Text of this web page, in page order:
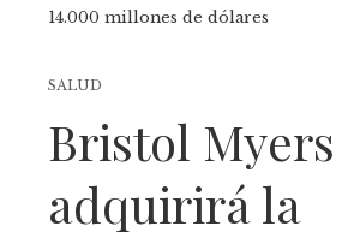
14.000 millones de dólares
SALUD
Bristol Myers
adquirirá la